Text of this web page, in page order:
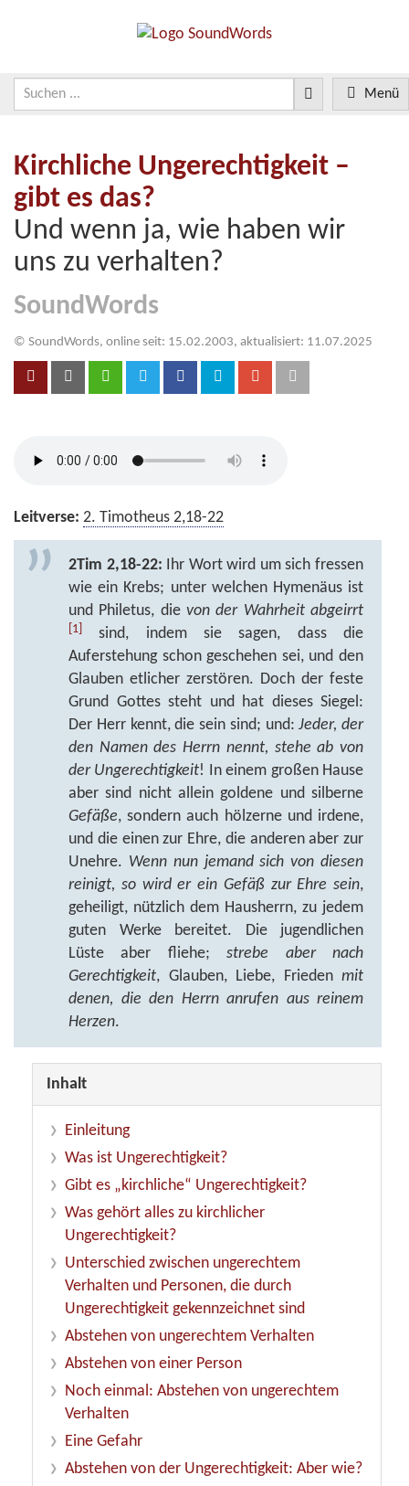
Menü
Kirchliche Ungerechtigkeit –
gibt es das?
Und wenn ja, wie haben wir
uns zu verhalten?
SoundWords
© SoundWords, online seit: 15.02.2003, aktualisiert: 11.07.2025
Leitverse: 2. Timotheus 2,18-22
2Tim 2,18-22: Ihr Wort wird um sich fressen
wie ein Krebs; unter welchen Hymenäus ist
und Philetus, die von der Wahrheit abgeirrt
[1]
sind, indem sie sagen, dass die
Auferstehung schon geschehen sei, und den
Glauben etlicher zerstören. Doch der feste
Grund Gottes steht und hat dieses Siegel:
Der Herr kennt, die sein sind; und:Jeder, der
den Namen des Herrn nennt, stehe ab von
der Ungerechtigkeit! In einem großen Hause
aber sind nicht allein goldene und silberne
Gefäße, sondern auch hölzerne und irdene,
und die einen zur Ehre, die anderen aber zur
Unehre. Wenn nun jemand sich von diesen
reinigt, so wird er ein Gefäß zur Ehre sein,
geheiligt, nützlich dem Hausherrn, zu jedem
guten Werke bereitet. Die jugendlichen
Lüste aber fliehe;strebe aber nach
Gerechtigkeit, Glauben, Liebe, Frieden mit
denen, die den Herrn anrufen aus reinem
Herzen.
Inhalt
Einleitung
Was ist Ungerechtigkeit?
Gibt es „kirchliche“ Ungerechtigkeit?
Was gehört alles zu kirchlicher
Ungerechtigkeit?
Unterschied zwischen ungerechtem
Verhalten und Personen, die durch
Ungerechtigkeit gekennzeichnet sind
Abstehen von ungerechtem Verhalten
Abstehen von einer Person
Noch einmal: Abstehen von ungerechtem
Verhalten
Eine Gefahr
Abstehen von der Ungerechtigkeit: Aber wie?